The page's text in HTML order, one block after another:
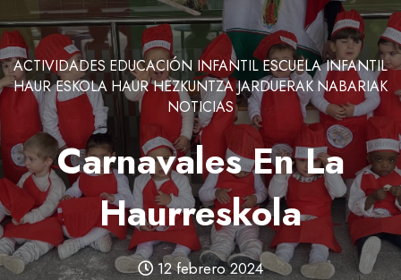
ACTIVIDADES EDUCACIÓN INFANTILESCUELA INFANTIL
HAUR ESKOLA HAUR HEZKUNTZAJARDUERAK NABARIAK
NOTICIAS
Carnavales En La
Haurreskola
12 febrero 2024